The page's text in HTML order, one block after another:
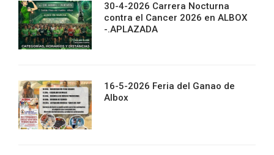
30-4-2026 Carrera Nocturna
contra el Cancer 2026 en ALBOX
-.APLAZADA
16-5-2026 Feria del Ganao de
Albox